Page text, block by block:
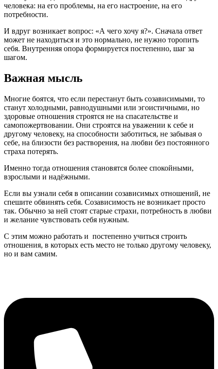
человека: на его проблемы, на его настроение, на его
потребности.
И вдруг возникает вопрос: «А чего хочу я?». Сначала ответ
может не находиться и это нормально, не нужно торопить
себя. Внутренняя опора формируется постепенно, шаг за
шагом.
Важная мысль
Многие боятся, что если перестанут быть созависимыми, то
станут холодными, равнодушными или эгоистичными, но
здоровые отношения строятся не на спасательстве и
самопожертвовании. Они строятся на уважении к себе и
другому человеку, на способности заботиться, не забывая о
себе, на близости без растворения, на любви без постоянного
страха потерять.
Именно тогда отношения становятся более спокойными,
взрослыми и надёжными.
Если вы узнали себя в описании созависимых отношений, не
спешите обвинять себя. Созависимость не возникает просто
так. Обычно за ней стоят старые страхи, потребность в любви
и желание чувствовать себя нужным.
С этим можно работать и постепенно учиться строить
отношения, в которых есть место не только другому человеку,
но и вам самим.